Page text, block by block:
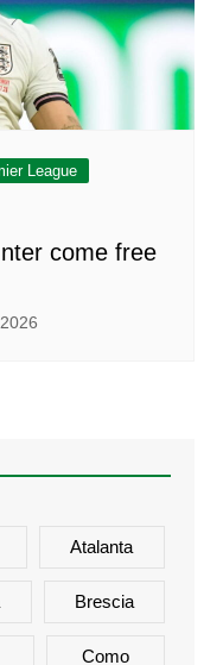
League
come free
Atalanta
Brescia
Como